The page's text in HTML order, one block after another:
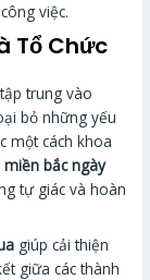
việc.
Tổ Chức
trung vào
bỏ những yếu
một cách khoa
miền bắc ngày
tự giác và hoàn
giúp cải thiện
giữa các thành